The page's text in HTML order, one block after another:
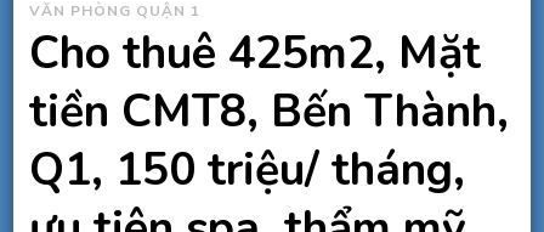
VĂN PHÒNG QUẬN 1
Cho thuê 425m2, Mặt
tiền CMT8, Bến Thành,
Q1, 150 triệu/ tháng,